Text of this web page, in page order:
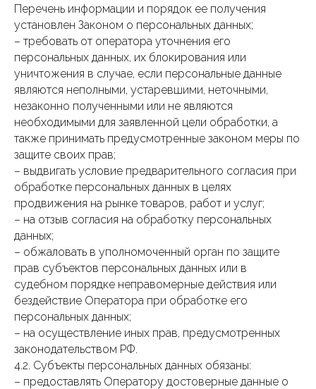
Перечень информации и порядок ее получения
установлен Законом о персональных данных;
– требовать от оператора уточнения его
персональных данных, их блокирования или
уничтожения в случае, если персональные данные
являются неполными, устаревшими, неточными,
незаконно полученными или не являются
необходимыми для заявленной цели обработки, а
также принимать предусмотренные законом меры по
защите своих прав;
– выдвигать условие предварительного согласия при
обработке персональных данных в целях
продвижения на рынке товаров, работ и услуг;
– на отзыв согласия на обработку персональных
данных;
– обжаловать в уполномоченный орган по защите
прав субъектов персональных данных или в
судебном порядке неправомерные действия или
бездействие Оператора при обработке его
персональных данных;
– на осуществление иных прав, предусмотренных
законодательством РФ.
4.2. Субъекты персональных данных обязаны:
– предоставлять Оператору достоверные данные о